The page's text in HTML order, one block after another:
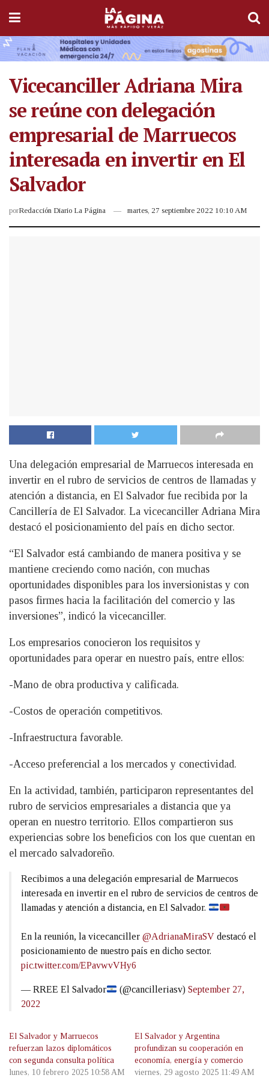
Vicecanciller Adriana Mira
se reúne con delegación
empresarial de Marruecos
interesada en invertir en El
Salvador
porRedacción Diario La Página martes, 27 septiembre 2022 10:10 AM
Una delegación empresarial de Marruecos interesada en
invertir en el rubro de servicios de centros de llamadas y
atención a distancia, en El Salvador fue recibida por la
Cancillería de El Salvador. La vicecanciller Adriana Mira
destacó el posicionamiento del país en dicho sector.
“El Salvador está cambiando de manera positiva y se
mantiene creciendo como nación, con muchas
oportunidades disponibles para los inversionistas y con
pasos firmes hacia la facilitación del comercio y las
inversiones”, indicó la vicecanciller.
Los empresarios conocieron los requisitos y
oportunidades para operar en nuestro país, entre ellos:
-Mano de obra productiva y calificada.
-Costos de operación competitivos.
-Infraestructura favorable.
-Acceso preferencial a los mercados y conectividad.
En la actividad, también, participaron representantes del
rubro de servicios empresariales a distancia que ya
operan en nuestro territorio. Ellos compartieron sus
experiencias sobre los beneficios con los que cuentan en
el mercado salvadoreño.
Recibimos a una delegación empresarial de Marruecos
interesada en invertir en el rubro de servicios de centros de
llamadas y atención a distancia, en El Salvador.
En la reunión, la vicecanciller @AdrianaMiraSV destacó el
posicionamiento de nuestro país en dicho sector.
pic.twitter.com/EPavwvVHy6
— RREE El Salvador (@cancilleriasv)September 27,
2022
El Salvador y Marruecos
refuerzan lazos diplomáticos
con segunda consulta política
lunes, 10 febrero 2025 10:58 AM
El Salvador y Argentina
profundizan su cooperación en
economía, energía y comercio
viernes, 29 agosto 2025 11:49 AM